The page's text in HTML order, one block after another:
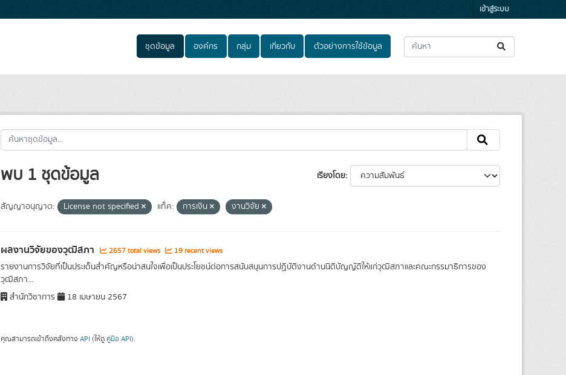
เข้าสู่ระบบ
ชุดข้อมูล องค์กร กลุ่ม เกี่ยวกับ ตัวอย่างการใช้ข้อมูล
เรียงโดย
พบ 1 ชุดข้อมูล
สัญญาอนุญาต: License not specified แท็ค: การเงิน งานวิจัย
ผลงานวิจัยของวุฒิสภา 2657 total views 19 recent views
รายงานการวิจัยที่เป็นประเด็นสำคัญหรือน่าสนใจเพื่อเป็นประโยชน์ต่อการสนับสนุนการปฏิบัติงานด้านนิติบัญญัติให้แก่วุฒิสภาและคณะกรรมาธิการของ
วุฒิสภา...
สำนักวิชาการ
18 เมษายน 2567
คุณสามารถเข้าถึงคลังทาง API (ให้ดู คู่มือ API).